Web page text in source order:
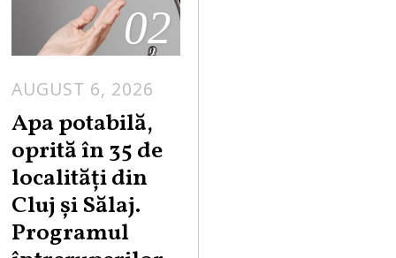
02
AUGUST 6, 2026
Apa potabilă,
oprită în 35 de
localități din
Cluj și Sălaj.
Programul